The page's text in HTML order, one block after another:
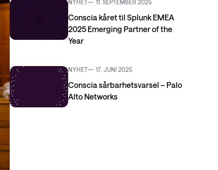
NYHET 11. SEPTEMBER 2025
Conscia kåret til Splunk EMEA
2025 Emerging Partner of the
Year
NYHET 17. JUNI 2025
Conscia sårbarhetsvarsel – Palo
Alto Networks